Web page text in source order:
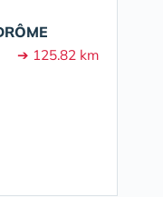
➔ 125.82 km